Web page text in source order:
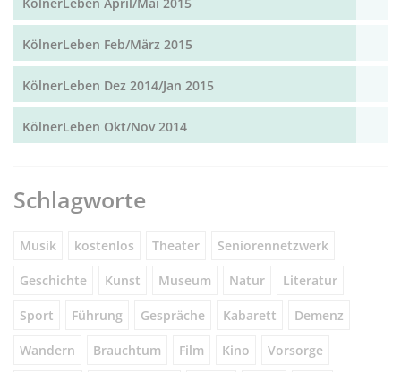
KölnerLeben Feb/März 2015
KölnerLeben Dez 2014/Jan 2015
KölnerLeben Okt/Nov 2014
Schlagworte
Musik kostenlos Theater Seniorennetzwerk
Geschichte Kunst Museum Natur Literatur
Sport Führung Gespräche Kabarett Demenz
Wandern Brauchtum Film Kino Vorsorge